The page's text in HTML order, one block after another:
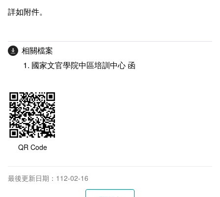
詳如附件。
相關檔案
國家文官學院中區培訓中心 函
QR Code
最後更新日期：112-02-16